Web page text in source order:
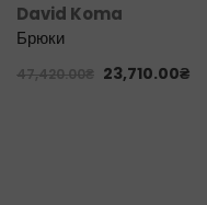
David Koma
Брюки
47,420.00₴ 23,710.00₴